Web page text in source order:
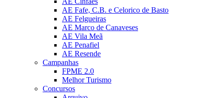
AE Fafe, C.B. e Celorico de Basto
AE Felgueiras
AE Marco de Canaveses
AE Vila Meã
AE Penafiel
AE Resende
Campanhas
FPME 2.0
Melhor Turismo
Concursos